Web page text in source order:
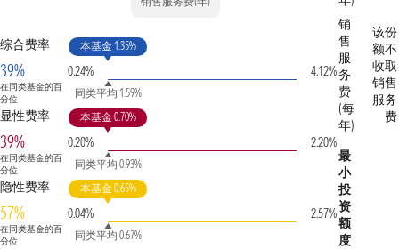
综合费率
39%
在同类基金的百
分位
0.24%
本基金 1.35%
同类平均 1.59%
4.12%
显性费率
39%
在同类基金的百
分位
0.20%
本基金 0.70%
同类平均 0.93%
2.20%
隐性费率
57%
在同类基金的百
分位
0.04%
本基金 0.65%
同类平均 0.67%
2.57%
销
售
服
务
费
(每
年)
该份
额不
收取
销售
服务
费
最
小
投
资
额
度